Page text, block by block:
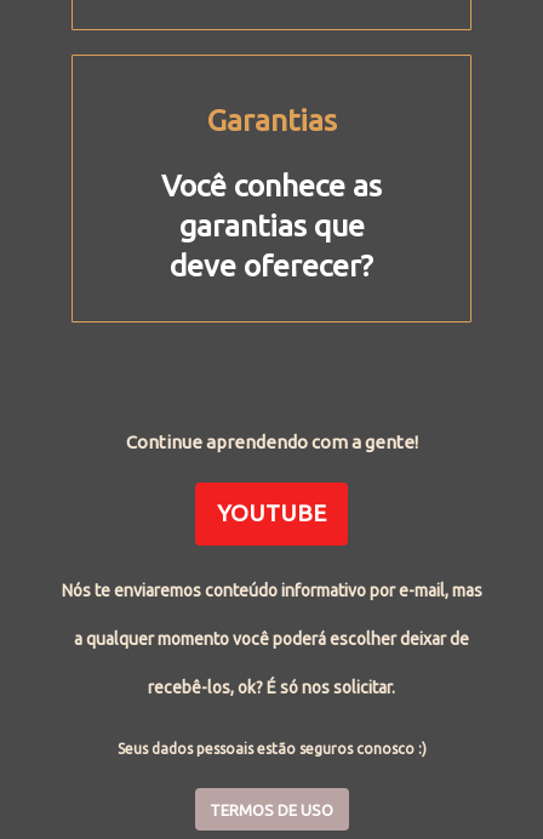
Garantias
Você conhece as
garantias que
deve oferecer?
Continue aprendendo com a gente!
YOUTUBE
Nós te enviaremos conteúdo informativo por e-mail, mas
a qualquer momento você poderá escolher deixar de
recebê-los, ok? É só nos solicitar.
Seus dados pessoais estão seguros conosco :)
TERMOS DE USO